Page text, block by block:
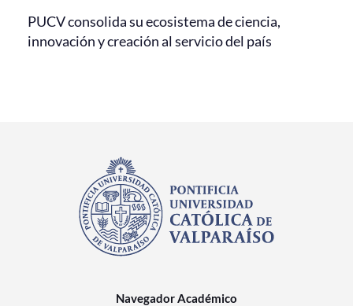
PUCV consolida su ecosistema de ciencia,
innovación y creación al servicio del país
Navegador Académico